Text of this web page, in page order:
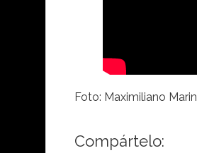
Foto: Maximiliano Marin
Compártelo: